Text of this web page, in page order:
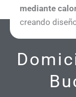
mediante
creando